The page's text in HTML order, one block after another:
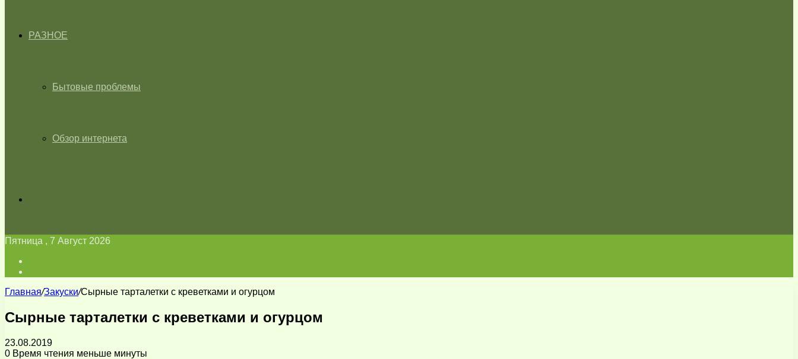
РАЗНОЕ
Бытовые проблемы
Обзор интернета
Пятница , 7 Август 2026
Главная/Закуски/Сырные тарталетки с креветками и огурцом
Сырные тарталетки с креветками и огурцом
23.08.2019
0 Время чтения меньше минуты